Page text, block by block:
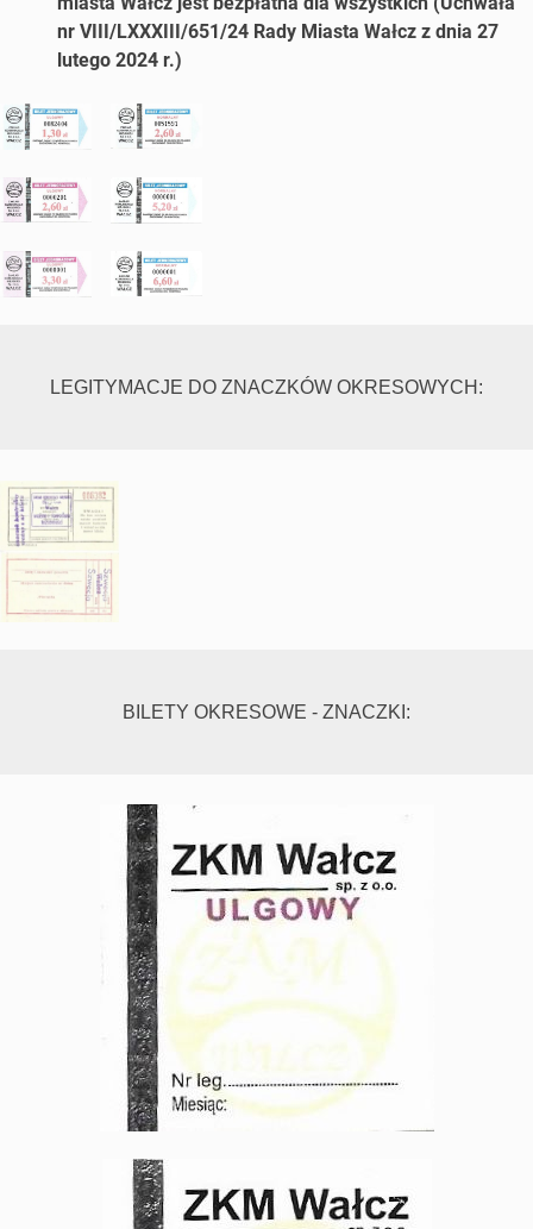
nr VIII/LXXXIII/651/24 Rady Miasta Wałcz z dnia 27
lutego 2024 r.)
LEGITYMACJE DO ZNACZKÓW OKRESOWYCH:
BILETY OKRESOWE - ZNACZKI: